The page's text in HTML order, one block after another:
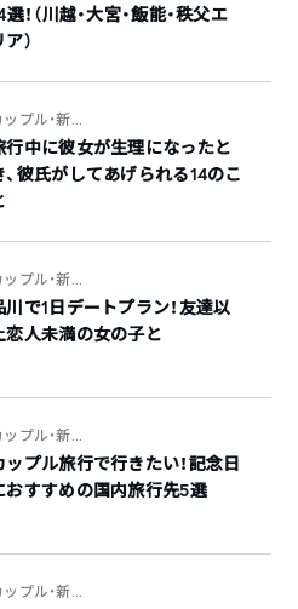
選！（川越・大宮・飯能・秩父エ
ア）
ップル・新...
行中に彼女が生理になったと
、彼氏がしてあげられる14のこ
ップル・新...
川で1日デートプラン！友達以
恋人未満の女の子と
ップル・新...
ップル旅行で行きたい！記念日
おすすめの国内旅行先5選
ップル・新...